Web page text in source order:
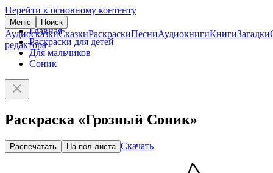
Перейти к основному контенту
Меню Поиск
АудиосказкиСказкиРаскраскиПесниАудиокнигиКнигиЗагадки
редактора
Главная
Раскраски для детей
Для мальчиков
Соник
Раскраска «Грозный Соник»
Распечатать На пол-листа Скачать